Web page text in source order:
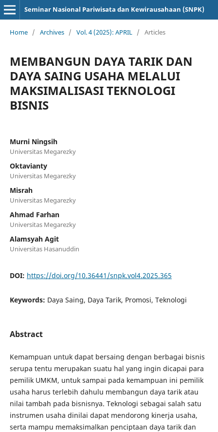
Seminar Nasional Pariwisata dan Kewirausahaan (SNPK)
Home / Archives / Vol. 4 (2025): APRIL / Articles
MEMBANGUN DAYA TARIK DAN
DAYA SAING USAHA MELALUI
MAKSIMALISASI TEKNOLOGI
BISNIS
Murni Ningsih
Universitas Megarezky
Oktavianty
Universitas Megarezky
Misrah
Universitas Megarezky
Ahmad Farhan
Universitas Megarezky
Alamsyah Agit
Universitas Hasanuddin
DOI: https://doi.org/10.36441/snpk.vol4.2025.365
Keywords: Daya Saing, Daya Tarik, Promosi, Teknologi
Abstract
Kemampuan untuk dapat bersaing dengan berbagai bisnis
serupa tentu merupakan suatu hal yang ingin dicapai para
pemilik UMKM, untuk sampai pada kemampuan ini pemilik
usaha harus terlebih dahulu membangun daya tarik atau
nilai tambah pada bisnisnya. Teknologi sebagai salah satu
instrumen usaha dinilai dapat mendorong kinerja usaha,
serta mampu memaksimalkan penciptaan daya tarik dan